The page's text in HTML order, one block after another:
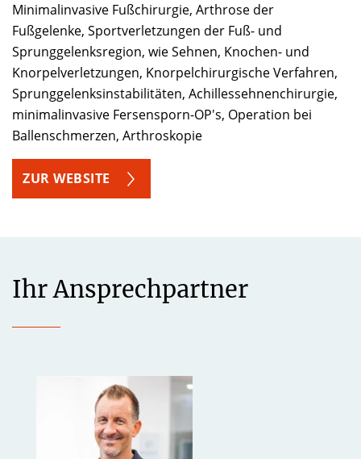
Minimalinvasive Fußchirurgie, Arthrose der
Fußgelenke, Sportverletzungen der Fuß- und
Sprunggelenksregion, wie Sehnen, Knochen- und
Knorpelverletzungen, Knorpelchirurgische Verfahren,
Sprunggelenksinstabilitäten, Achillessehnenchirurgie,
minimalinvasive Fersensporn-OP's, Operation bei
Ballenschmerzen, Arthroskopie
ZUR WEBSITE
Ihr Ansprechpartner